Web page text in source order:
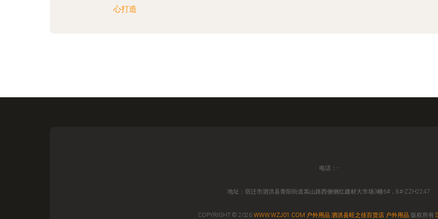
心打造
电话：-
地址：宿迁市泗洪县青阳街道嵩山路西侧侧红建材大市场3幢6#，8#-ZZH2247
COPYRIGHT © 2026 WWW.WZJ01.COM 户外用品 泗洪县旺之佳百货店 户外用品 版权所有